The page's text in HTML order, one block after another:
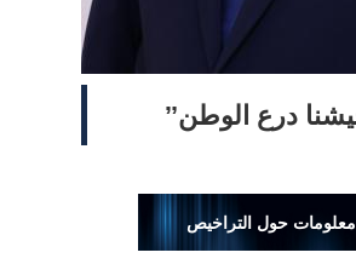
معلومات حول التراخيص